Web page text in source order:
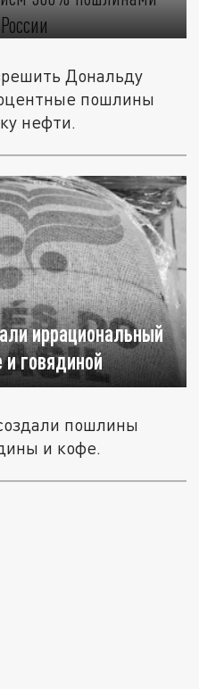
Дональду
пошлины
нефти.
иррациональный
говядиной
пошлины
и кофе.